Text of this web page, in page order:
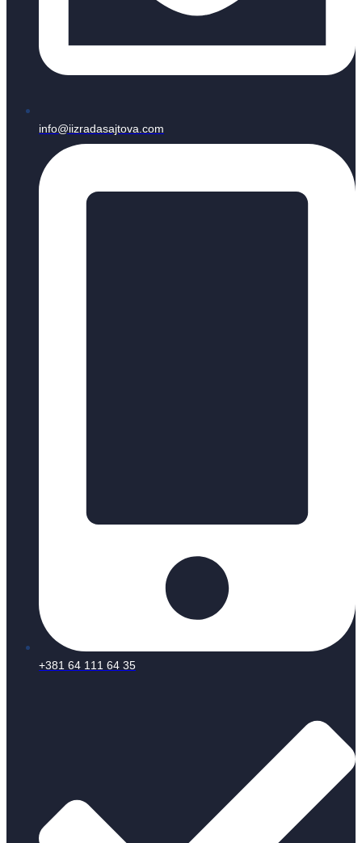
info@iizradasajtova.com
+381 64 111 64 35